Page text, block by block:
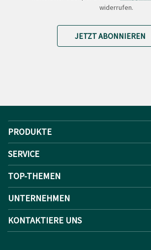
widerrufen.
JETZT ABONNIEREN
PRODUKTE
SERVICE
TOP-THEMEN
UNTERNEHMEN
KONTAKTIERE UNS